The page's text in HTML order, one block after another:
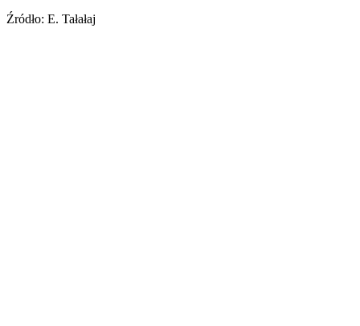
Źródło: E. Tałałaj